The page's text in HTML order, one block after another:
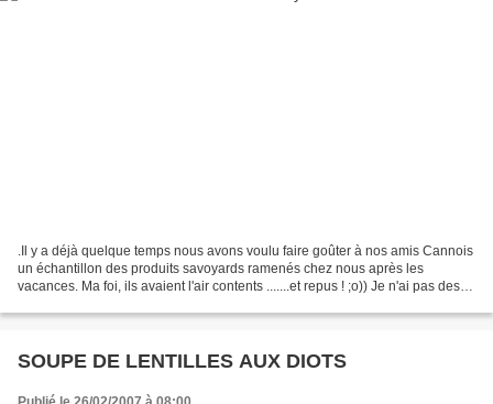
.Il y a déjà quelque temps nous avons voulu faire goûter à nos amis Cannois
un échantillon des produits savoyards ramenés chez nous après les
vacances. Ma foi, ils avaient l'air contents .......et repus ! ;o)) Je n'ai pas des
SOUPE DE LENTILLES AUX DIOTS